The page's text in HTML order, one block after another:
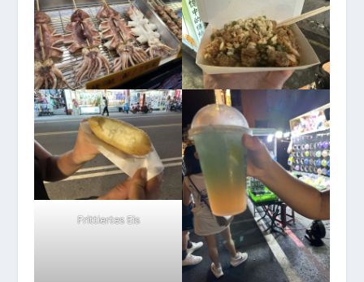
Frittiertes Eis